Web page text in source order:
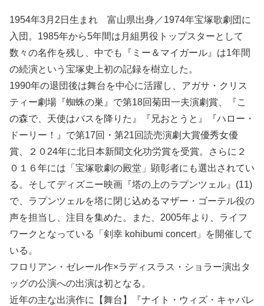
1954年3月2日生まれ 富山県出身／1974年宝塚歌劇団に
入団。1985年から5年間は月組男役トップスターとして
数々の名作を残し、中でも『ミー＆マイガール』は1年間
の続演という宝塚史上初の記録を樹立した。
1990年の退団後は舞台を中心に活躍し、アガサ・クリス
ティー劇場『蜘蛛の巣』で第18回菊田一夫演劇賞、『こ
の森で、天使はバスを降りた』『兄おとうと』『ハロー・
ドーリー！』で第17回・第21回読売演劇大賞優秀女優
賞、２０24年に北日本新聞文化功労賞を受賞。さらに２
０１６年には「宝塚歌劇の殿堂」顕彰者にも選出されてい
る。そしてディズニー映画『塔の上のラプンツェル』(11)
で、ラプンツェルを塔に閉じ込めるマザー・ゴーテル役の
声を担当し、注目を集めた。また、2005年より、ライフ
ワークとなっている「剣幸 kohibumi concert」を開催して
いる。
フロリアン・ゼレール作×ラディスラス・ショラー演出タ
ッグの公演への出演は初となる。
近年の主な出演作に【舞台】『ナイト・ウィズ・キャバレ